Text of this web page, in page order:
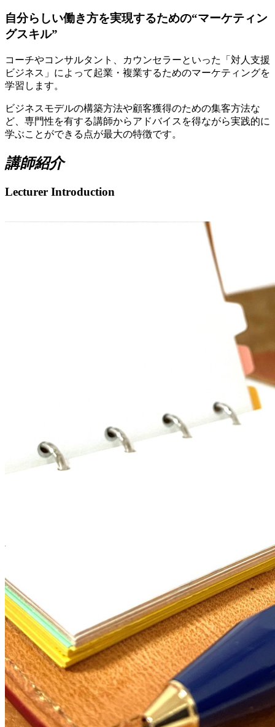
自分らしい働き方を実現するための“マーケティン
グスキル”
コーチやコンサルタント、カウンセラーといった「対人支援
ビジネス」によって起業・複業するためのマーケティングを
学習します。
ビジネスモデルの構築方法や顧客獲得のための集客方法な
ど、専門性を有する講師からアドバイスを得ながら実践的に
学ぶことができる点が最大の特徴です。
講師紹介
Lecturer Introduction